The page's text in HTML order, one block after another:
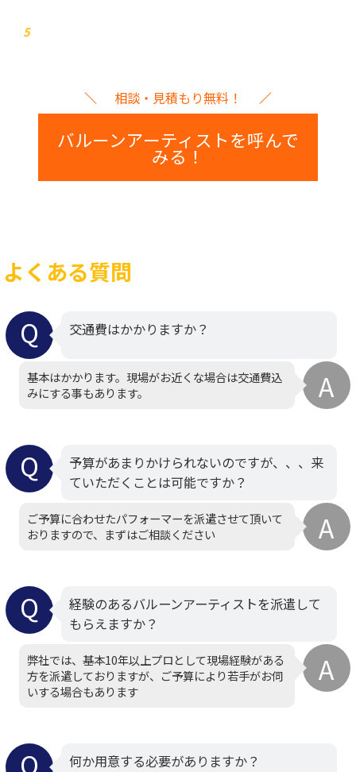
5
相談・見積もり無料！
バルーンアーティストを呼んで
みる！
よくある質問
交通費はかかりますか？
基本はかかります。現場がお近くな場合は交通費込
みにする事もあります。
予算があまりかけられないのですが、、、来
ていただくことは可能ですか？
ご予算に合わせたパフォーマーを派遣させて頂いて
おりますので、まずはご相談ください
経験のあるバルーンアーティストを派遣して
もらえますか？
弊社では、基本10年以上プロとして現場経験がある
方を派遣しておりますが、ご予算により若手がお伺
いする場合もあります
何か用意する必要がありますか？